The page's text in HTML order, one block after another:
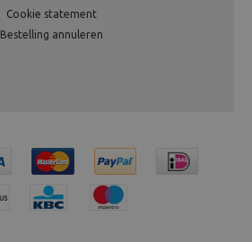
Cookie statement
Bestelling annuleren